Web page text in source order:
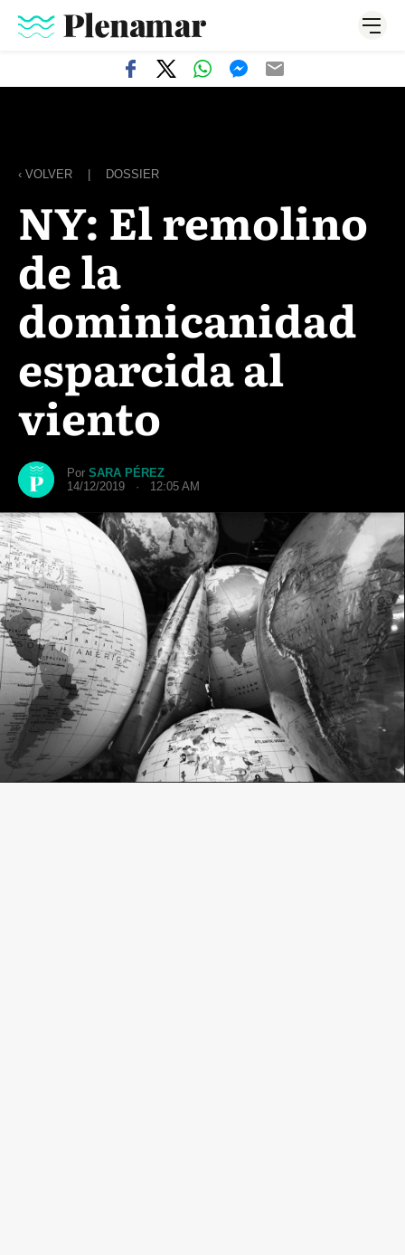
‹ VOLVER DOSSIER
NY: El remolino
de la
dominicanidad
esparcida al
viento
Por SARA PÉREZ
14/12/2019 · 12:05 AM